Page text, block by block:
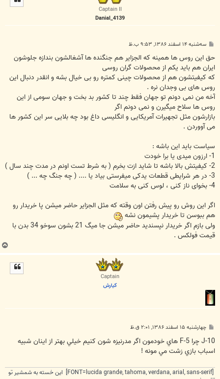
Captain II
Danial_4139
ت
سه‌شنبه ۱۴ اسفند ۱۳۸۶, ۹:۵۳ ب.ظ
حق این روس ها همینه که الجزایر هم جنگنده ها آشغالشون بندازه جلوشون
ایران هم باید یکم از محصولات گران روسی
که کیفیتشون هم از محصولات چینی کمتره رو بی خیال بشه و انقدر دنبال این
روس های بی وجدان نره .
آخه من نمی دونم تو جهان فقط چند تا کشور بد بخت و جهان سومی از این
روس ها سلاح میگیرن و نمی دونم اگر
بازارشون مثل تجهیرات آمریکایی و انگلیسی داغ بود چه بلایی سر این کشور ها
می آووردن .
سیاست باید این باشه :
1- ارزون میدی یا برا خودت
2- کیفیتش بالا باشه تا شاید ازت بخرم ( به شرط تست اونم در مدت چند سال )
3- در هر شرایطی قطعات یدکی میفرستی بیاد یا .... ( چه جنگ چه ... )
4- بخوای ناز کنی ، لوس کنی به سلامت
اگر این روش رو پیش رفتن اون وقته که مثل الجزایر حاضر میشن پا خریدار رو
هم ببوسن تا خریدار پشیمون نشه
ولی بازم اگر خریدار نپسندید حاضر میشن جا میگ 21 بشون سوخو 34 بدن با
قیمت فولکس .
Captain
كيارش
س
ت
چهارشنبه ۱۵ اسفند ۱۳۸۶, ۲:۰۱ ق.ظ
J-10 چرا F-5 هاي خودمون اگر مدرنيزه شون كنيم خيلي بهتر از اينان شبيه
اسباب بازي زشت مي مونه !
[FONT=lucida grande, tahoma, verdana, arial, sans-serif] این خسته به شمشیر تو